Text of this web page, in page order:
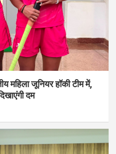
महिला जूनियर हॉकी टीम में,
दम